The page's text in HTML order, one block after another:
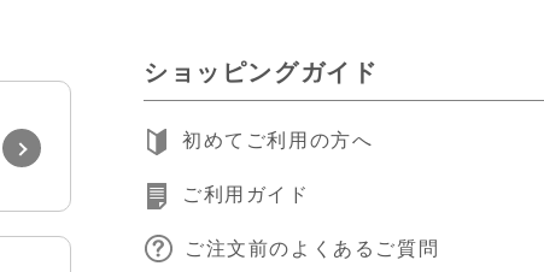
ショッピングガイド
初めてご利用の方へ
ご利用ガイド
ご注文前のよくあるご質問